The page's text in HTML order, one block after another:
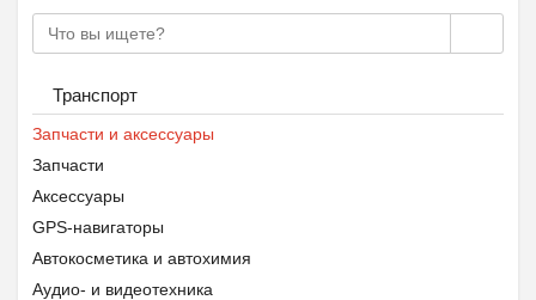
Транспорт
Запчасти и аксессуары
Запчасти
Аксессуары
GPS-навигаторы
Автокосметика и автохимия
Аудио- и видеотехника